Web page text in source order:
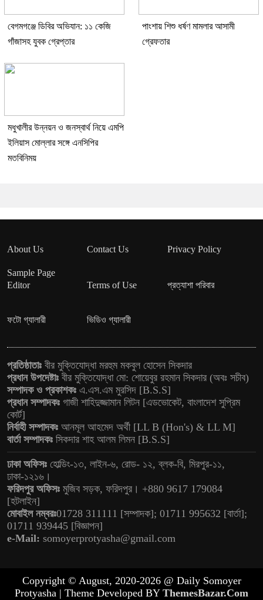
বেগমগঞ্জে ডিবির অভিযান: ১১ কেজি
গাঁজাসহ যুবক গ্রেপ্তার
পাংশায় শিশু ধর্ষণ মামলার আসামী
গ্রেফতার
মধুখালীর উন্নয়ন ও জনস্বার্থ নিয়ে এমপি
ইলিয়াস মোল্লার সঙ্গে এনসিপির
মতবিনিময়
About Us Contact Us Privacy Policy
Sample Page
Editor
Terms of Use প্রত্যাশা পরিবার
ফটো গ্যালারী ভিডিও গ্যালারী
প্রতিষ্ঠাতাঃ বীর মুক্তিযোদ্ধা মরহুম মকবুল হোসেন সিকদার
প্রধান উপদেষ্টাঃ বীর মুক্তিযোদ্ধা মো: শোয়েবুর রহমান সিকদার (অবঃ সচীব)
সম্পাদক ও প্রকাশকঃ এ.এস.এম মুরসিদ [B.S.S]
প্রধান সম্পাদকঃ গাজী শাহিদুজ্জামান লিটন [এডভোকেট, বাংলাদেশ সুপ্রিম
কোর্ট]
নির্বাহী সম্পাদকঃ আনমূল আহমেদ অর্থী [LL B (Hon's) & LL M]
বার্তা সম্পাদকঃ সিকদার শাহ আলম লিমন [B.S.S]
ঢাকা অফিসঃ হোল্ডিং-১৩, লাইন-৬, রোড- ১২, ব্লক-বি, মিরপুর-১১,
ঢাকা-১২১৬।
ফরিদপুর অফিসঃ মুজিব সড়ক, ফরিদপুর। +880 9617 179084
[হটলাইন]
মোবাইল নম্বরঃ01728 311111 [সম্পাদক]; 01711 995632 [বার্তা];
01711 939445 [বিজ্ঞাপন]
e-Mail: somoyerprotyasha@gmail.com
Copyright © August, 2020-2026 @ Daily Somoyer
Protyasha | Theme Developed BY ThemesBazar.Com